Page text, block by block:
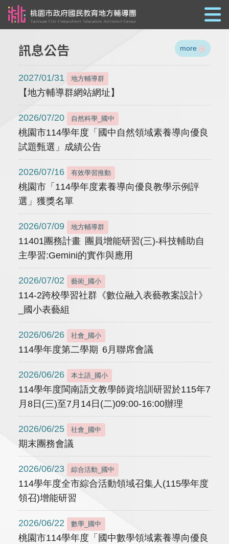
訊息公告 more
2027/01/31 地方輔導群
【地方輔導群網站網址】
2026/07/20 自然科學_國中
桃園市114學年度「國中自然領域素養導向優良
試題甄選」成績公告
2026/07/16 有效學習推動
桃園市「114學年度素養導向優良教學示例評
選」獲獎名單
2026/07/09 地方輔導群
11401團務計畫 團員增能研習(三)-科技輔助自
主學習:Gemini的實作與應用
2026/07/02 藝術_國小
114-2跨校學習社群《數位融入表藝教案設計》
_國小表藝組
2026/06/26 社會_國小
114學年度第二學期 6月聯席會議
2026/06/26 本土語_國小
114學年度閩南語文教學師資培訓研習於115年7
月8日(三)至7月14日(二)09:00-16:00辦理
2026/06/25 社會_國中
期末團務會議
2026/06/23 綜合活動_國中
114學年度全市綜合活動領域召集人(115學年度
領召)增能研習
2026/06/22 數學_國中
桃園市114學年度「國中數學領域素養導向優良